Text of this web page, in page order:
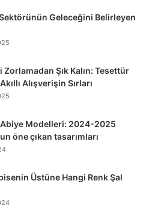
Geleceğini Belirleyen
Zorlamadan Şık Kalın: Tesettür
Alışverişin Sırları
Modelleri: 2024-2025
öne çıkan tasarımları
Üstüne Hangi Renk Şal